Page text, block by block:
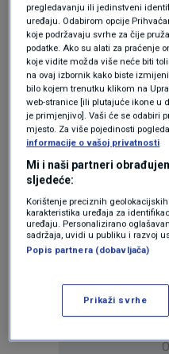
pregledavanju ili jedinstveni
uređaju. Odabirom opcije
koje podržavaju svrhe za čije
podatke. Ako su alati za praćenje
koje vidite možda više neće biti
na ovaj izbornik kako biste
bilo kojem trenutku klikom na
web-stranice [ili plutajuće ikone u
je primjenjivo]. Vaši će se odabiri
mjesto. Za više pojedinosti
informacije o vašoj privatnosti
Mi i naši partneri
sljedeće:
Korištenje preciznih
karakteristika uređaja za
uređaju. Personalizirano
sadržaja, uvidi u publiku i razvoj
Popis partnera (dobavljača)
Prikaži svrhe